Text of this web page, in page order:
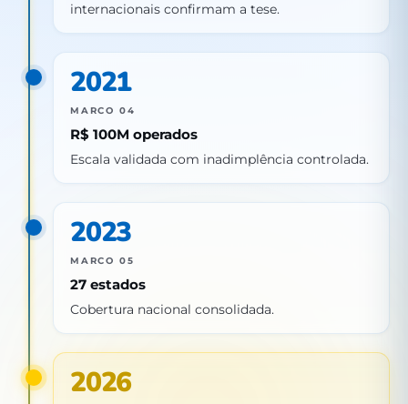
internacionais confirmam a tese.
2021
MARCO 04
R$ 100M operados
Escala validada com inadimplência controlada.
2023
MARCO 05
27 estados
Cobertura nacional consolidada.
2026